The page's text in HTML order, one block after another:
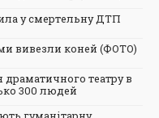
у смертельну ДТП
вивезли коней (ФОТО)
театру в
300 людей